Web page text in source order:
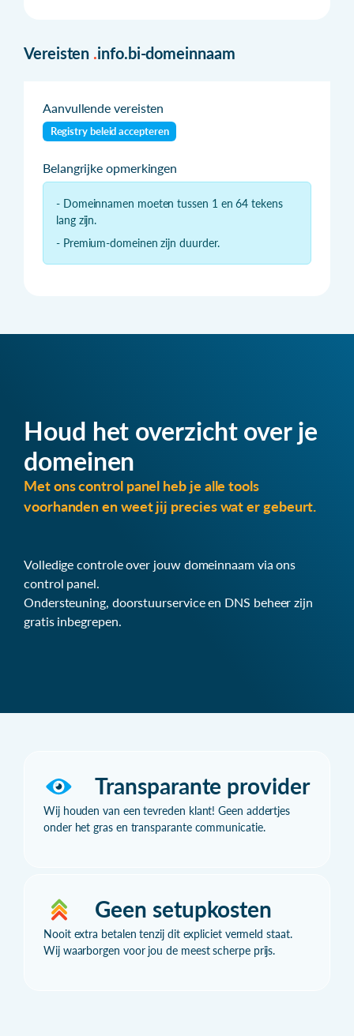
Vereisten .info.bi-domeinnaam
Aanvullende vereisten
Registry beleid accepteren
Belangrijke opmerkingen
- Domeinnamen moeten tussen 1 en 64 tekens
lang zijn.
- Premium-domeinen zijn duurder.
Houd het overzicht over je
domeinen
Met ons control panel heb je alle tools
voorhanden en weet jij precies wat er gebeurt.
Volledige controle over jouw domeinnaam via ons
control panel.
Ondersteuning, doorstuurservice en DNS beheer zijn
gratis inbegrepen.
Transparante provider
Wij houden van een tevreden klant! Geen addertjes
onder het gras en transparante communicatie.
Geen setupkosten
Nooit extra betalen tenzij dit expliciet vermeld staat.
Wij waarborgen voor jou de meest scherpe prijs.